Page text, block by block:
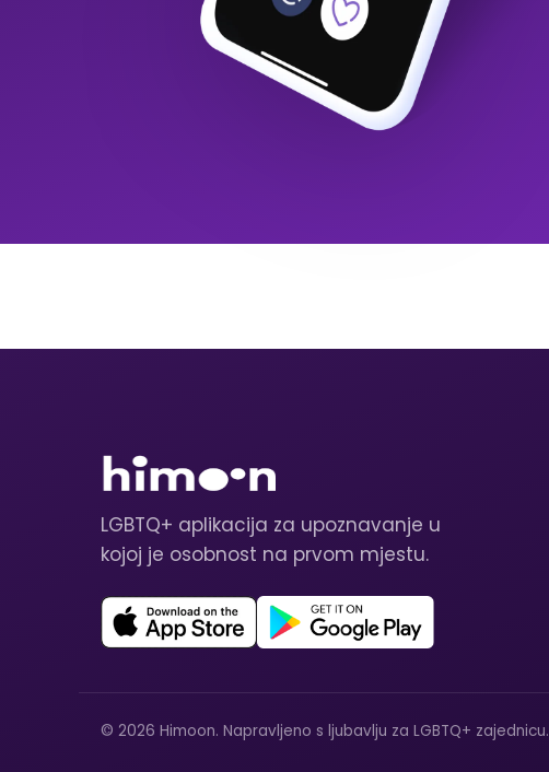
LGBTQ+ aplikacija za upoznavanje u
kojoj je osobnost na prvom mjestu.
© 2026 Himoon. Napravljeno s ljubavlju za LGBTQ+ zajednicu.